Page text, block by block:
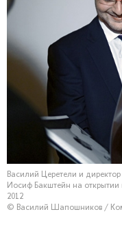
Василий Церетели и
Иосиф Бакштейн на
2012
© Василий Шапошников /